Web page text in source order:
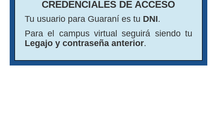
CREDENCIALES DE ACCESO
Tu usuario para Guaraní es tu DNI.
Para el campus virtual seguirá siendo tu
Legajo y contraseña anterior.